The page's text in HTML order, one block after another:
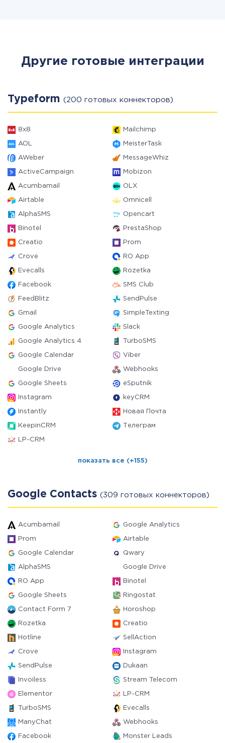
Другие готовые интеграции
Typeform (200 готовых коннекторов)
8x8 Mailchimp
AOL MeisterTask
AWeber MessageWhiz
ActiveCampaign Mobizon
Acumbamail OLX
Airtable Omnicell
AlphaSMS Opencart
Binotel PrestaShop
Creatio Prom
Crove RO App
Evecalls Rozetka
Facebook SMS Club
FeedBlitz SendPulse
Gmail SimpleTexting
Google Analytics Slack
Google Analytics 4 TurboSMS
Google Calendar Viber
Google Drive Webhooks
Google Sheets eSputnik
Instagram keyCRM
Instantly Новая Почта
KeepinCRM Телеграм
LP-CRM
показать все (+155)
Google Contacts (309 готовых коннекторов)
Acumbamail Google Analytics
Prom Airtable
Google Calendar Qwary
AlphaSMS Google Drive
RO App Binotel
Google Sheets Ringostat
Contact Form 7 Horoshop
Rozetka Creatio
Hotline SellAction
Crove Instagram
SendPulse Dukaan
Invoiless Stream Telecom
Elementor LP-CRM
TurboSMS Evecalls
ManyChat Webhooks
Facebook Monster Leads